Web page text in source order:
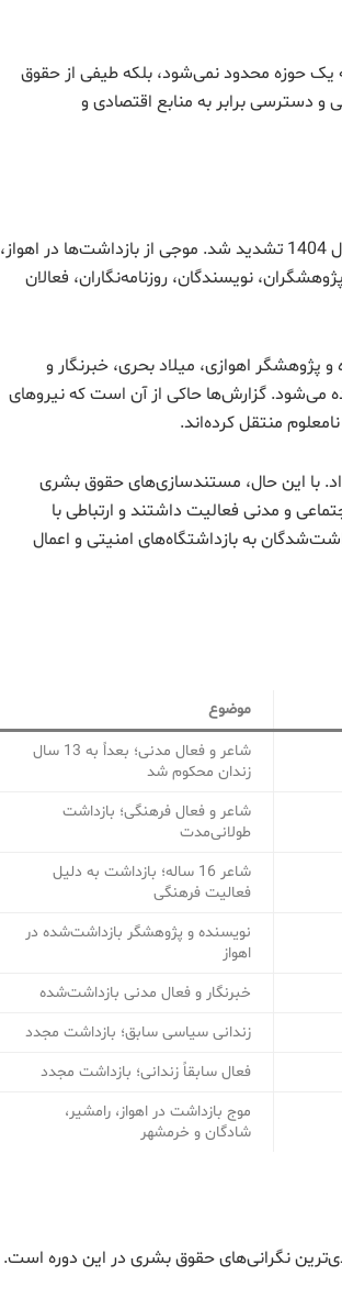
یک حوزه محدود نمی‌شود، بلکه طیفی از حقوق
و دسترسی برابر به منابع اقتصادی و
عملیات امنیتی علیه جوامع عرب اهوازی از اواخر سال 1403 و اوایل سال 1404 تشدید شد. موجی از بازداشت‌ها در اهواز،
نویسندگان، روزنامه‌نگاران، فعالان
اهوازی، میلاد بحری، خبرنگار و
گزارش‌ها حاکی از آن است که نیروهای
منتقل کرده‌اند.
طرح امنیتی خبر داد. با این حال، مستندسازی‌های حقوق بشری
و مدنی فعالیت داشتند و ارتباطی با
به بازداشتگاه‌های امنیتی و اعمال
موضوع
شاعر و فعال مدنی؛ بعداً به 13 سال
زندان محکوم شد
شاعر و فعال فرهنگی؛ بازداشت
طولانی‌مدت
شاعر 16 ساله؛ بازداشت به دلیل
فعالیت فرهنگی
نویسنده و پژوهشگر بازداشت‌شده در
اهواز
خبرنگار و فعال مدنی بازداشت‌شده
زندانی سیاسی سابق؛ بازداشت مجدد
فعال سابقاً زندانی؛ بازداشت مجدد
موج بازداشت در اهواز، رامشیر،
شادگان و خرمشهر
نگرانی‌های حقوق بشری در این دوره است.